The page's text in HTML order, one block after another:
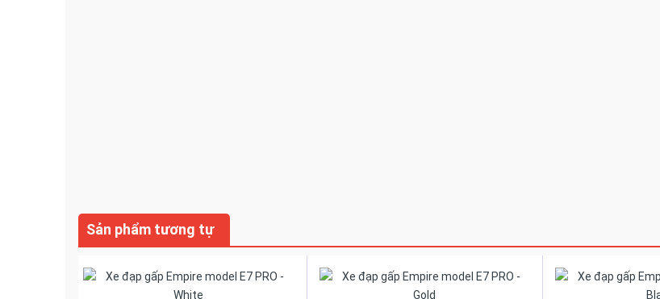
sản phẩm hoàn toàn khác biệt về chất lượng cũng như thiết kế khuôn mẫu, đảm bảo độ an toàn tuyệt đối phù
Việt.
Sản phẩm tương tự